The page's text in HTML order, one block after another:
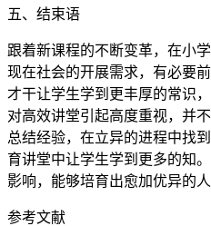
五、结束语
跟着新课程的不断变革，在小
现在社会的开展需求，有必要
才干让学生学到更丰厚的常识
对高效讲堂引起高度重视，并
总结经验，在立异的进程中找
育讲堂中让学生学到更多的知
影响，能够培育出愈加优异的人
参考文献